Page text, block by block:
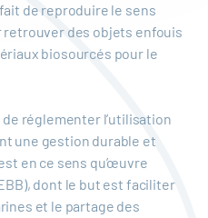
de reproduire le sens
des objets enfouis
biosourcés pour le
réglementer l’utilisation
une gestion durable et
en ce sens qu’œuvre
dont le but est faciliter
et le partage des